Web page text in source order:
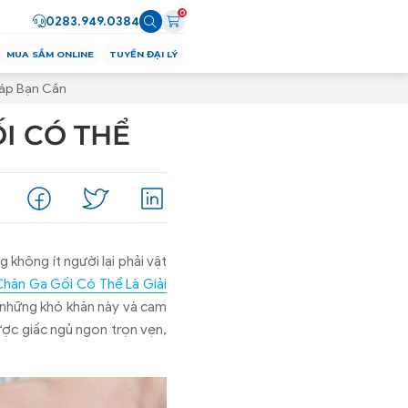
0283.949.0384
0
MUA SẮM ONLINE TUYỂN ĐẠI LÝ
Bạn Cần
CÓ THỂ
không ít người lại phải vật
Ga Gối Có Thể Là Giải
khó khăn này và cam
giấc ngủ ngon trọn vẹn,